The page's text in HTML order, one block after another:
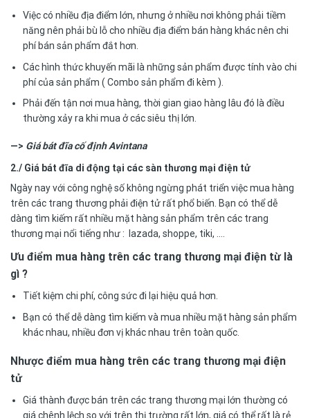
Việc có nhiều địa điểm lớn, nhưng ở nhiều nơi không phải tiềm
năng nên phải bù lỗ cho nhiều địa điểm bán hàng khác nên chi
phí bán sản phẩm đắt hơn.
Các hình thức khuyến mãi là những sản phẩm được tính vào chi
phí của sản phẩm ( Combo sản phẩm đi kèm ).
Phải đến tận nơi mua hàng, thời gian giao hàng lâu đó là điều
thường xảy ra khi mua ở các siêu thị lớn.
—> Giá bát đĩa cố định Avintana
2./ Giá bát đĩa di động tại các sàn thương mại điện tử
Ngày nay với công nghệ số không ngừng phát triển việc mua hàng
trên các trang thương phải điện tử rất phổ biến. Bạn có thể dễ
dàng tìm kiếm rất nhiều mặt hàng sản phẩm trên các trang
thương mại nổi tiếng như : lazada, shoppe, tiki, ….
Ưu điểm mua hàng trên các trang thương mại điện từ là
gì ?
Tiết kiệm chi phí, công sức đi lại hiệu quả hơn.
Bạn có thể dễ dàng tìm kiếm và mua nhiều mặt hàng sản phẩm
khác nhau, nhiều đơn vị khác nhau trên toàn quốc.
Nhược điểm mua hàng trên các trang thương mại điện
tử
Giá thành được bán trên các trang thương mại lớn thường có
giá chênh lệch so với trên thị trường rất lớn, giá có thể rất là rẻ